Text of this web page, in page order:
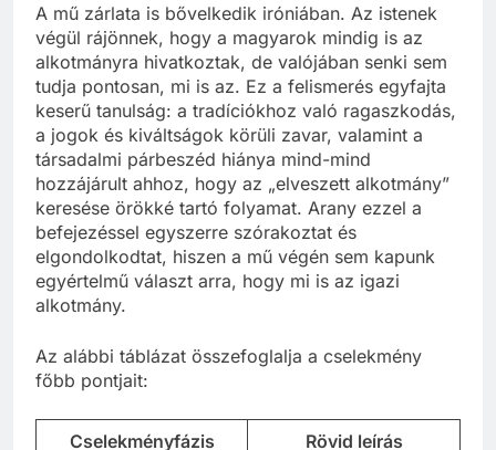
A mű zárlata is bővelkedik iróniában. Az istenek
végül rájönnek, hogy a magyarok mindig is az
alkotmányra hivatkoztak, de valójában senki sem
tudja pontosan, mi is az. Ez a felismerés egyfajta
keserű tanulság: a tradíciókhoz való ragaszkodás,
a jogok és kiváltságok körüli zavar, valamint a
társadalmi párbeszéd hiánya mind-mind
hozzájárult ahhoz, hogy az „elveszett alkotmány”
keresése örökké tartó folyamat. Arany ezzel a
befejezéssel egyszerre szórakoztat és
elgondolkodtat, hiszen a mű végén sem kapunk
egyértelmű választ arra, hogy mi is az igazi
alkotmány.
Az alábbi táblázat összefoglalja a cselekmény
főbb pontjait:
Cselekményfázis Rövid leírás